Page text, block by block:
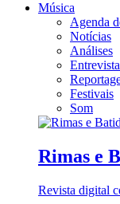
Música
Agenda
Notícias
Análises
Festivais
Som
Rimas e
Revista digital